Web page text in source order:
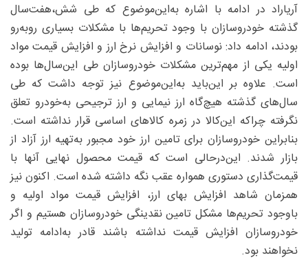
آریاراد در ادامه با اشاره به‌این‌موضوع که طی شش،هفت‌سال
گذشته خودروسازان با وجود تحریم‌ها با مشکلات بسیاری روبه‌رو
بودند، ادامه داد: نوسانات و افزایش نرخ ارز و افزایش قیمت مواد
اولیه یکی از مهم‌ترین مشکلات خودروسازان طی این‌سال‌ها بوده
است. علاوه بر این‌باید به‌این‌موضوع نیز توجه داشت که طی
سال‌های گذشته هیچ‌گاه ارز نیمایی و ارز ترجیحی به‌خودرو تعلق
نگرفته چراکه این‌کالا در زمره کالاهای اساسی قرار نداشته است.
بنابراین خودروسازان برای تامین ارز خود مجبور به‌تهیه ارز آزاد از
بازار شدند. این‌درحالی است که قیمت محصول نهایی آنها با
قیمت‌گذاری دستوری همواره عقب نگه داشته شده‌ است. ‌اکنون نیز
همزمان شاهد افزایش بهای ارز، افزایش قیمت مواد اولیه و
باوجود تحریم‌ها مشکل تامین نقدینگی خودروسازان هستیم و اگر
خودروسازان افزایش قیمت نداشته باشند قادر به‌ادامه تولید
نخواهند بود.